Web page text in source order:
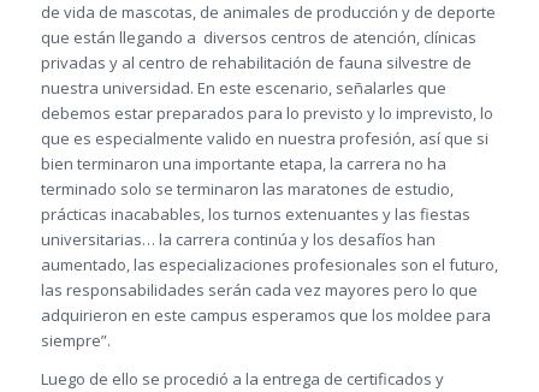
de vida de mascotas, de animales de producción y de deporte
que están llegando a diversos centros de atención, clínicas
privadas y al centro de rehabilitación de fauna silvestre de
nuestra universidad. En este escenario, señalarles que
debemos estar preparados para lo previsto y lo imprevisto, lo
que es especialmente valido en nuestra profesión, así que si
bien terminaron una importante etapa, la carrera no ha
terminado solo se terminaron las maratones de estudio,
prácticas inacabables, los turnos extenuantes y las fiestas
universitarias… la carrera continúa y los desafíos han
aumentado, las especializaciones profesionales son el futuro,
las responsabilidades serán cada vez mayores pero lo que
adquirieron en este campus esperamos que los moldee para
siempre”.
Luego de ello se procedió a la entrega de certificados y